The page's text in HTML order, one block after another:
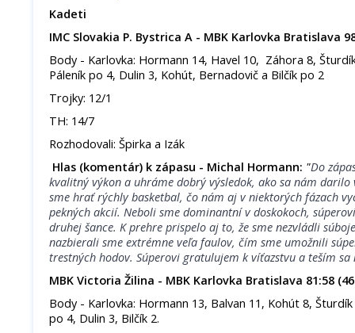
Kadeti
IMC Slovakia P. Bystrica A - MBK Karlovka Bratislava
Body - Karlovka: Hormann 14, Havel 10, Záhora 8,
Páleník po 4, Dulin 3, Kohút, Bernadovič a Bilčík po 2
Trojky: 12/1
TH: 14/7
Rozhodovali: Špirka a Izák
Hlas (komentár) k zápasu - Michal Hormann: "Do
kvalitný výkon a uhráme dobrý výsledok, ako sa nám darilo
sme hrať rýchly basketbal, čo nám aj v niektorých fázach
pekných akcií. Neboli sme dominantní v doskokoch,
druhej šance. K prehre prispelo aj to, že sme nezvládli
nazbierali sme extrémne veľa faulov, čím sme umožnili
trestných hodov. Súperovi gratulujem k víťazstvu a teším sa
MBK Victoria Žilina - MBK Karlovka Bratislava 81:58
Body - Karlovka: Hormann 13, Balvan 11, Kohút 8,
po 4, Dulin 3, Bilčík 2.